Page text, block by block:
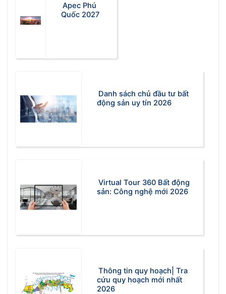
Apec Phú
Quốc 2027
Danh sách chủ đầu tư bất
động sản uy tín 2026
Virtual Tour 360 Bất động
sản: Công nghệ mới 2026
Thông tin quy hoạch| Tra
cứu quy hoạch mới nhất
2026